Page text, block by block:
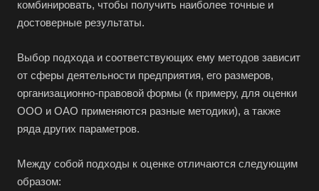
комбинировать, чтобы получить наиболее точные и
достоверные результаты.
Выбор подхода и соответствующих ему методов зависит
от сферы деятельности предприятия, его размеров,
организационно-правовой формы (к примеру, для оценки
ООО и ОАО применяются разные методики), а также
ряда других параметров.
Между собой подходы к оценке отличаются следующим
образом:
Бор
Борисоглебск
Братск
Бронницы
Бугульма